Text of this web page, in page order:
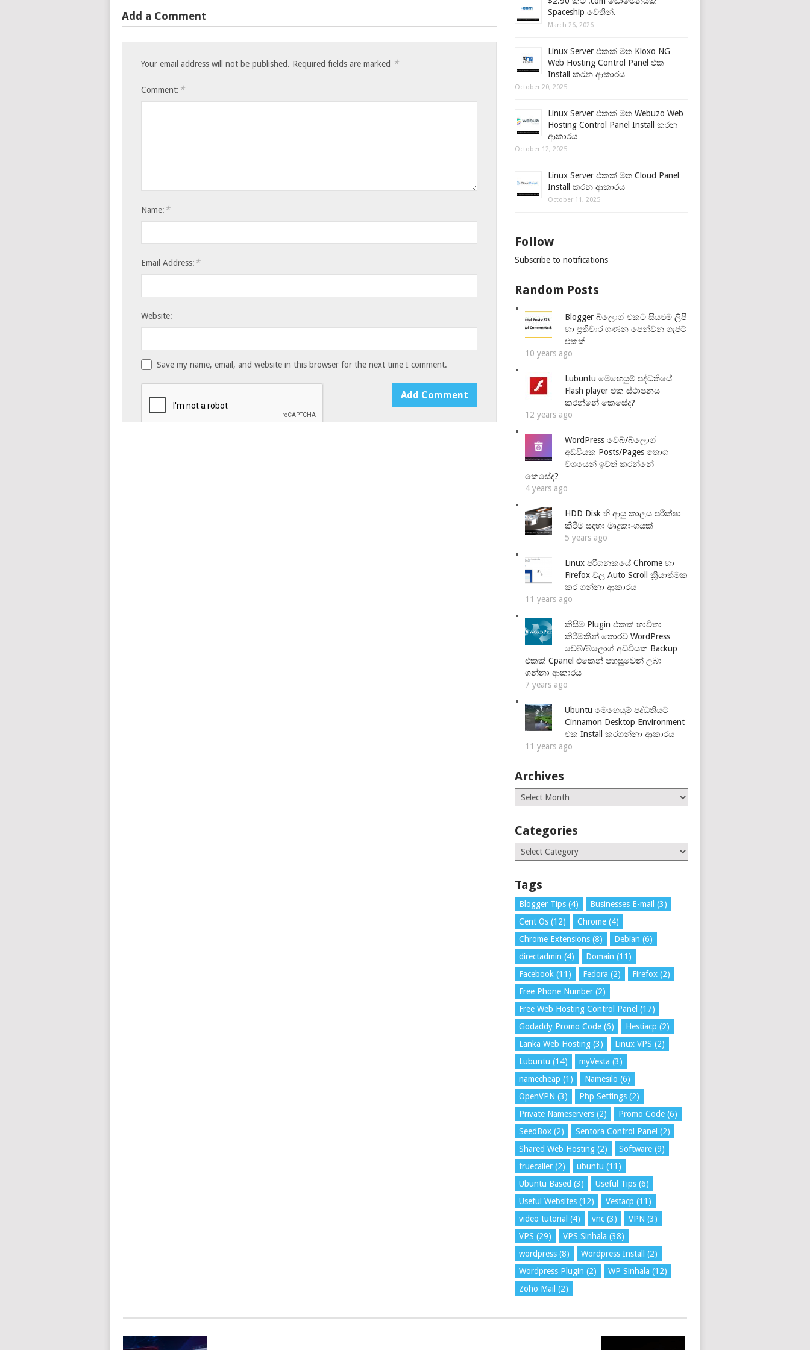
Add a Comment
Your email address will not be published. Required fields are marked *
Comment: *
Name: *
Email Address: *
Website:
Save my name, email, and website in this browser for the next time I comment.
Spaceship වෙතින්.
March 26, 2026
Linux Server එකක් මත Kloxo NG
Web Hosting Control Panel එක
Install කරන ආකාරය
October 20, 2025
Linux Server එකක් මත Webuzo Web
Hosting Control Panel Install කරන
ආකාරය
October 12, 2025
Linux Server එකක් මත Cloud Panel
Install කරන ආකාරය
October 11, 2025
Follow
Subscribe to notifications
Random Posts
Blogger බ්ලොග් එකට සියළුම ලිපි
හා ප්‍රතිචාර ගණන පෙන්වන ගැජට්
එකක්
10 years ago
Lubuntu මෙහෙයුම් පද්ධතියේ
Flash player එක ස්ථාපනය
කරන්නේ කෙසේද?
12 years ago
WordPress වෙබ්/බ්ලොග්
අඩවියක Posts/Pages තොග
වශයෙන් ඉවත් කරන්නේ
කෙසේද?
4 years ago
HDD Disk හි ආයු කාලය පරීක්ෂා
කිරීම සඳහා මෘදුකාංගයක්
5 years ago
Linux පරිගනකයේ Chrome හා
Firefox වල Auto Scroll ක්‍රියාත්මක
කර ගන්නා ආකාරය
11 years ago
කිසිම Plugin එකක් භාවිතා
කිරීමකින් තොරව WordPress
වෙබ්/බ්ලොග් අඩවියක Backup
එකක් Cpanel එකෙන් පහසුවෙන් ලබා
ගන්නා ආකාරය
7 years ago
Ubuntu මෙහෙයුම් පද්ධතියට
Cinnamon Desktop Environment
එක Install කරගන්නා ආකාරය
11 years ago
Archives
Archives
Categories
Categories
Tags
Blogger Tips (4) Businesses E-mail (3)
Cent Os (12) Chrome (4)
Chrome Extensions (8) Debian (6)
directadmin (4) Domain (11)
Facebook (11) Fedora (2) Firefox (2)
Free Phone Number (2)
Free Web Hosting Control Panel (17)
Godaddy Promo Code (6) Hestiacp (2)
Lanka Web Hosting (3) Linux VPS (2)
Lubuntu (14) myVesta (3)
namecheap (1) Namesilo (6)
OpenVPN (3) Php Settings (2)
Private Nameservers (2) Promo Code (6)
SeedBox (2) Sentora Control Panel (2)
Shared Web Hosting (2) Software (9)
truecaller (2) ubuntu (11)
Ubuntu Based (3) Useful Tips (6)
Useful Websites (12) Vestacp (11)
video tutorial (4) vnc (3) VPN (3)
VPS (29) VPS Sinhala (38)
wordpress (8) Wordpress Install
(2)
Wordpress Plugin (2) WP Sinhala (12)
Zoho Mail (2)